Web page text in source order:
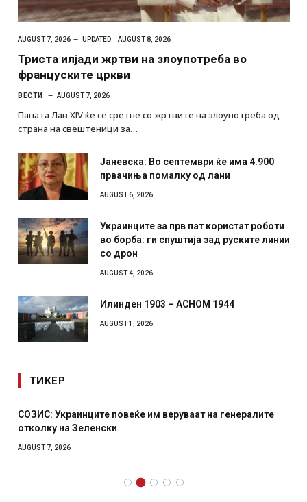
AUGUST 7, 2026 UPDATED: AUGUST 8, 2026
Триста илјади жртви на злоупотреба во
француските цркви
ВЕСТИ AUGUST 7, 2026
Папата Лав XIV ќе се сретне со жртвите на злоупотреба од
страна на свештеници за…
Јаневска: Во септември ќе има 4.900
првачиња помалку од лани
AUGUST 6, 2026
Украинците за прв пат користат роботи
во борба: ги спуштија зад руските линии
со дрон
AUGUST 4, 2026
Илинден 1903 – АСНОМ 1944
AUGUST 1, 2026
ТИКЕР
СОЗИС: Украинците повеќе им веруваат на генералите
отколку на Зеленски
AUGUST 7, 2026